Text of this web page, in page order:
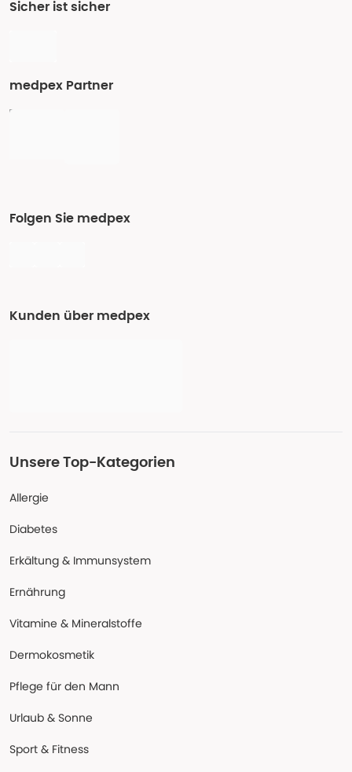
Sicher ist sicher
medpex Partner
Folgen Sie medpex
Kunden über medpex
Unsere Top-Kategorien
Allergie
Diabetes
Erkältung & Immunsystem
Ernährung
Vitamine & Mineralstoffe
Dermokosmetik
Pflege für den Mann
Urlaub & Sonne
Sport & Fitness